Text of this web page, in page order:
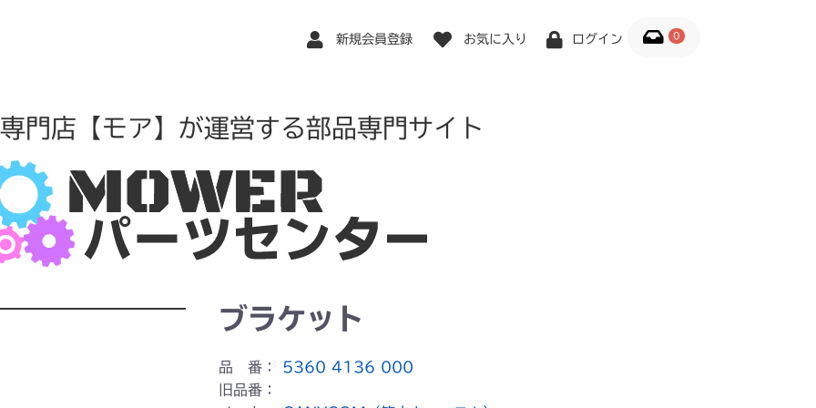
新規会員登録 お気に入り ログイン 0
門店【モア】が運営する部品専門サイト
ブラケット
品 番：
5360 4136 000
旧品番：